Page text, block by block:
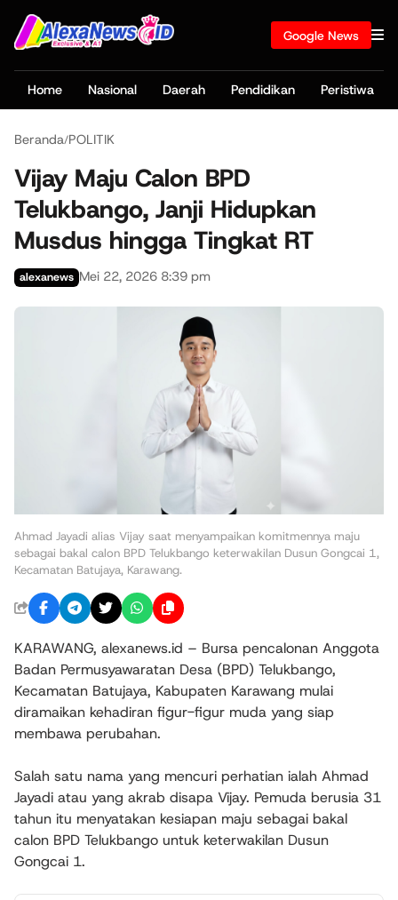
Google News
Home Nasional Daerah Pendidikan Peristiwa
Beranda/POLITIK
Vijay Maju Calon BPD
Telukbango, Janji Hidupkan
Musdus hingga Tingkat RT
alexanews Mei 22, 2026 8:39 pm
Ahmad Jayadi alias Vijay saat menyampaikan komitmennya maju
sebagai bakal calon BPD Telukbango keterwakilan Dusun Gongcai 1,
Kecamatan Batujaya, Karawang.
KARAWANG, alexanews.id – Bursa pencalonan Anggota
Badan Permusyawaratan Desa (BPD) Telukbango,
Kecamatan Batujaya, Kabupaten Karawang mulai
diramaikan kehadiran figur-figur muda yang siap
membawa perubahan.
Salah satu nama yang mencuri perhatian ialah Ahmad
Jayadi atau yang akrab disapa Vijay. Pemuda berusia 31
tahun itu menyatakan kesiapan maju sebagai bakal
calon BPD Telukbango untuk keterwakilan Dusun
Gongcai 1.